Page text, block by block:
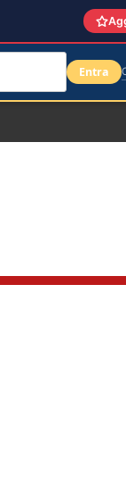
Entra